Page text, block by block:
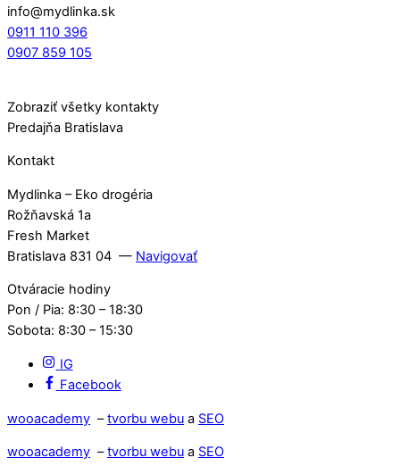
info@mydlinka.sk
0911 110 396
0907 859 105
Zobraziť všetky kontakty
Predajňa Bratislava
Kontakt
Mydlinka – Eko drogéria
Rožňavská 1a
Fresh Market
Bratislava 831 04 — Navigovať
Otváracie hodiny
Pon / Pia: 8:30 – 18:30
Sobota: 8:30 – 15:30
IG
Facebook
wooacademy –tvorbu webu a SEO
wooacademy –tvorbu webu a SEO